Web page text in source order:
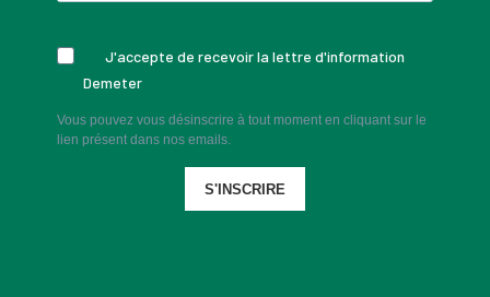
J'accepte de recevoir la lettre d'information
Demeter
Vous pouvez vous désinscrire à tout moment en cliquant sur le
lien présent dans nos emails.
S'INSCRIRE